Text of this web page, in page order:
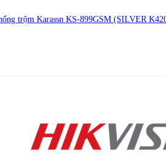
trộm Karassn KS-899GSM (SILVER